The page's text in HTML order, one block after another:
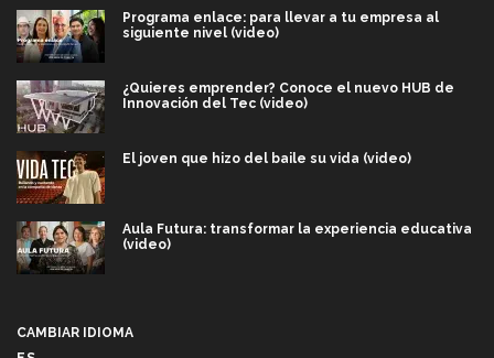
Programa enlace: para llevar a tu empresa al
siguiente nivel (video)
¿Quieres emprender? Conoce el nuevo HUB de
Innovación del Tec (video)
El joven que hizo del baile su vida (video)
Aula Futura: transformar la experiencia educativa
(video)
CAMBIAR IDIOMA